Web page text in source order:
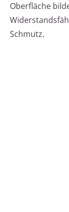
Oberfläche
Schmutz.